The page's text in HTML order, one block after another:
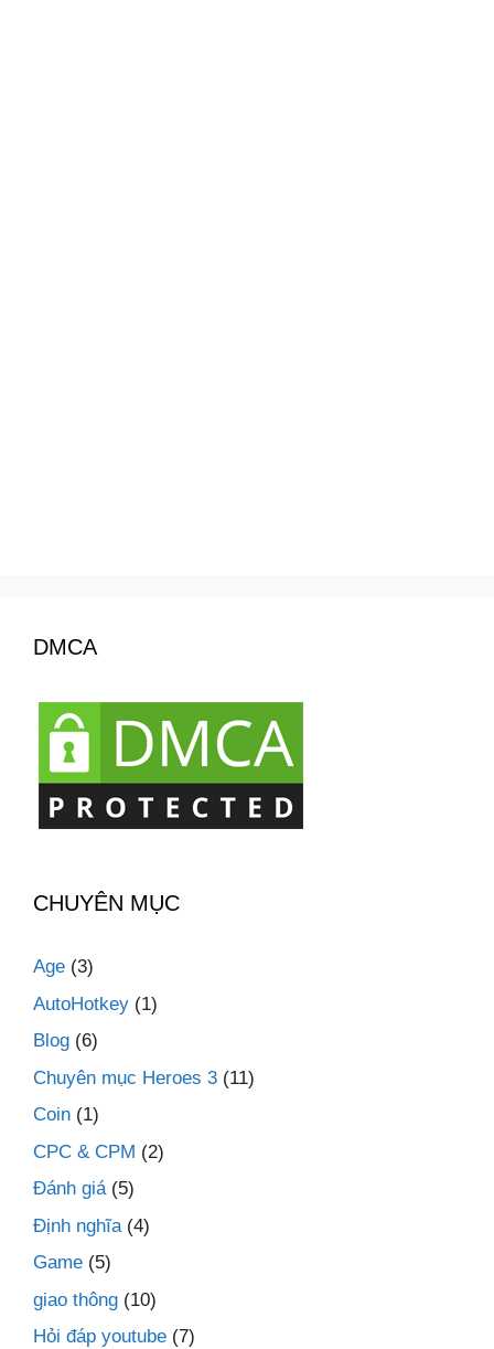
DMCA
CHUYÊN MỤC
Age (3)
AutoHotkey (1)
Blog (6)
Chuyên mục Heroes 3 (11)
Coin (1)
CPC & CPM (2)
Đánh giá(5)
Định nghĩa (4)
Game (5)
giao thông (10)
Hỏi đáp youtube (7)